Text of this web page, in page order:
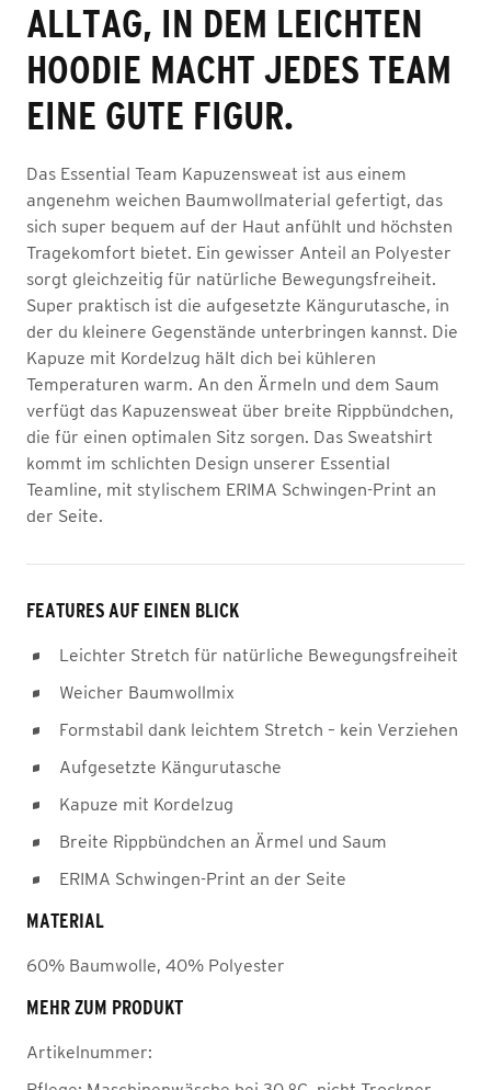
ALLTAG, IN DEM LEICHTEN
HOODIE MACHT JEDES TEAM
EINE GUTE FIGUR.
Das Essential Team Kapuzensweat ist aus einem
angenehm weichen Baumwollmaterial gefertigt, das
sich super bequem auf der Haut anfühlt und höchsten
Tragekomfort bietet. Ein gewisser Anteil an Polyester
sorgt gleichzeitig für natürliche Bewegungsfreiheit.
Super praktisch ist die aufgesetzte Kängurutasche, in
der du kleinere Gegenstände unterbringen kannst. Die
Kapuze mit Kordelzug hält dich bei kühleren
Temperaturen warm. An den Ärmeln und dem Saum
verfügt das Kapuzensweat über breite Rippbündchen,
die für einen optimalen Sitz sorgen. Das Sweatshirt
kommt im schlichten Design unserer Essential
Teamline, mit stylischem ERIMA Schwingen-Print an
der Seite.
FEATURES AUF EINEN BLICK
Leichter Stretch für natürliche Bewegungsfreiheit
Weicher Baumwollmix
Formstabil dank leichtem Stretch – kein Verziehen
Aufgesetzte Kängurutasche
Kapuze mit Kordelzug
Breite Rippbündchen an Ärmel und Saum
ERIMA Schwingen-Print an der Seite
MATERIAL
60% Baumwolle, 40% Polyester
MEHR ZUM PRODUKT
Artikelnummer: